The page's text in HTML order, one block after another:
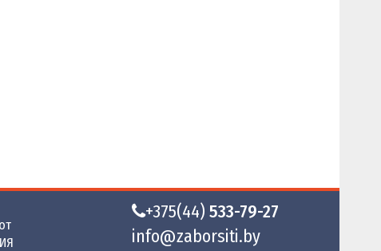
+375(44) 533-79-27
info@zaborsiti.by